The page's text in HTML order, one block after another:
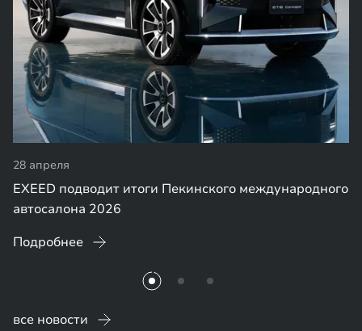
24 апреля
Две премьеры EXEED на Auto China 2026:
все новости